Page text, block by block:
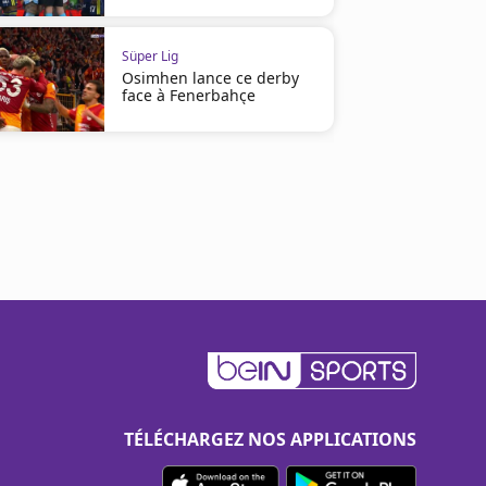
Süper Lig
Osimhen lance ce derby
face à Fenerbahçe
TÉLÉCHARGEZ NOS APPLICATIONS